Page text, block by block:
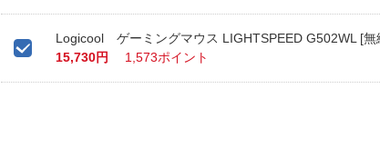
Logicool ゲーミングマウス LIGHTSPEED G502WL [無
15,730円
1,573ポイント